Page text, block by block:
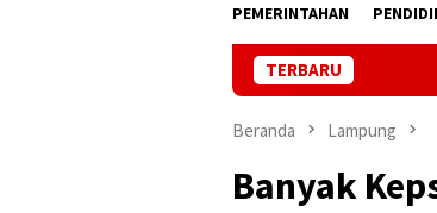
PEMERINTAHAN
TERBARU
Beranda Lampung
Banyak